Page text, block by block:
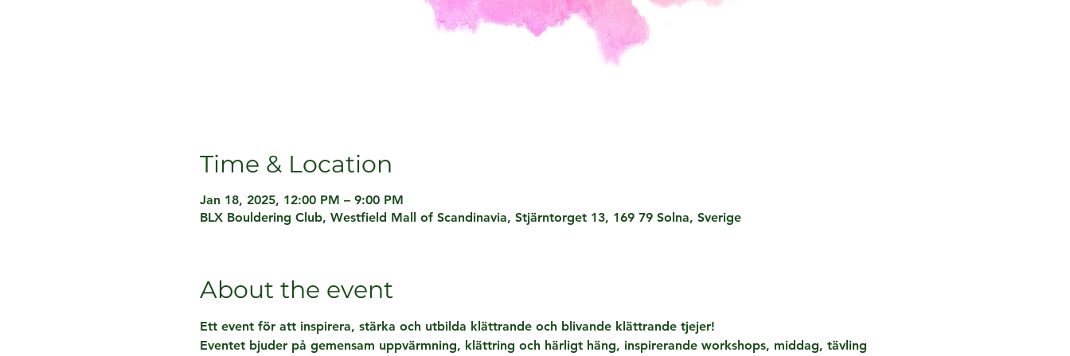
Time & Location
Jan 18, 2025, 12:00 PM – 9:00 PM
BLX Bouldering Club, Westfield Mall of Scandinavia, Stjärntorget 13, 169 79 Solna, Sverige
About the event
Ett event för att inspirera, stärka och utbilda klättrande och blivande klättrande tjejer!
Eventet bjuder på gemensam uppvärmning, klättring och härligt häng, inspirerande workshops, middag, tävling